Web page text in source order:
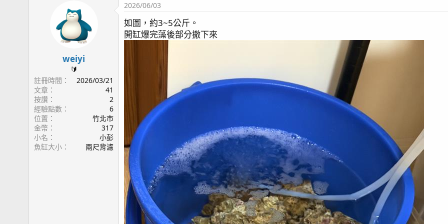
weiyi
🔰
註冊時間
2026/03/21
文章
41
按讚
2
經驗點數
6
位置
竹北市
金幣
317
小名
小彭
魚缸大小
兩尺背濾
2026/06/03
如圖，約3~5公斤。
開缸爆完藻後部分撤下來